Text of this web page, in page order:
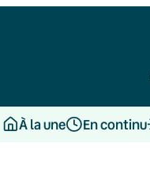
À la une En continu